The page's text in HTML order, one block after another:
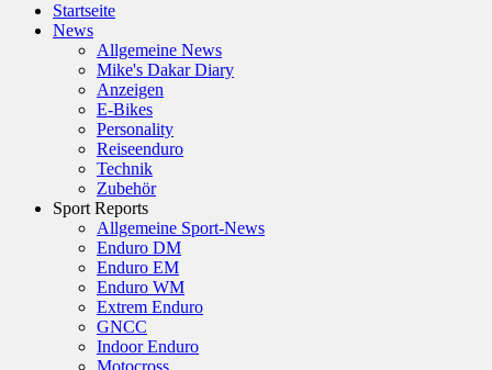
Startseite
News
Allgemeine News
Mike's Dakar Diary
Anzeigen
E-Bikes
Personality
Reiseenduro
Technik
Zubehör
Sport Reports
Allgemeine Sport-News
Enduro DM
Enduro EM
Enduro WM
Extrem Enduro
GNCC
Indoor Enduro
Motocross